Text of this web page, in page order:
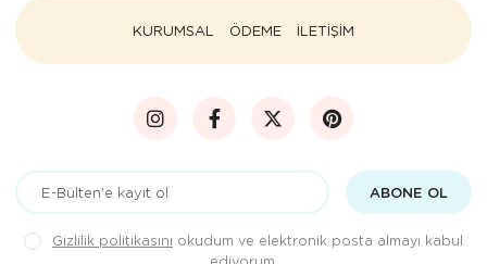
KURUMSAL ÖDEME İLETİŞİM
ABONE OL
Gizlilik politikasını okudum ve elektronik posta almayı kabul